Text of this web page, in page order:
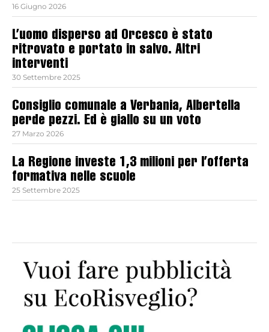
16 Giugno 2026
L’uomo disperso ad Orcesco è stato
ritrovato e portato in salvo. Altri
interventi
30 Settembre 2025
Consiglio comunale a Verbania, Albertella
perde pezzi. Ed è giallo su un voto
27 Marzo 2026
La Regione investe 1,3 milioni per l’offerta
formativa nelle scuole
25 Settembre 2025